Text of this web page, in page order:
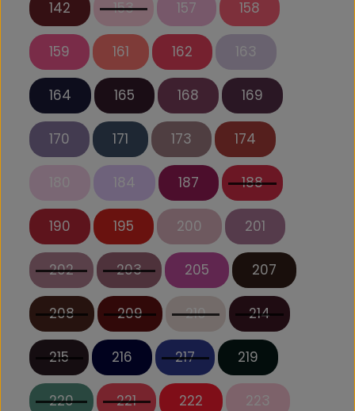
142 153 157 158
159 161 162 163
164 165 168 169
170 171 173 174
180 184 187 188
190 195 200 201
202 203 205 207
208 209 210 214
215 216 217 219
220 221 222 223